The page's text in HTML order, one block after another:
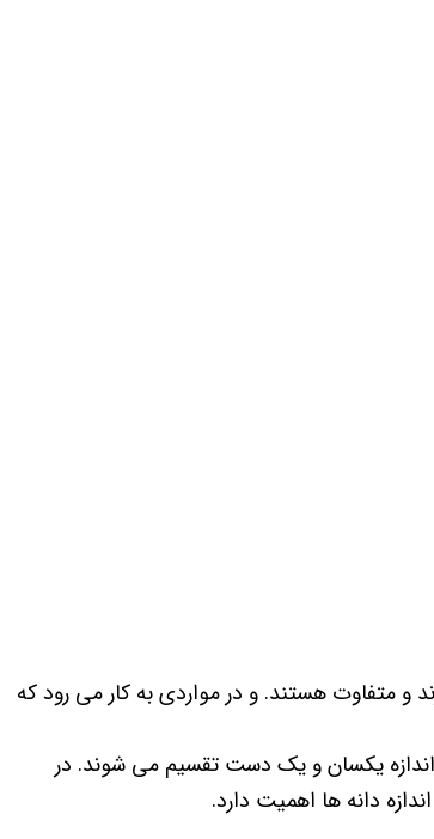
و متفاوت هستند. و در مواردی به کار می رود که
یکسان و یک دست تقسیم می شوند. در
دانه ها اهمیت دارد.